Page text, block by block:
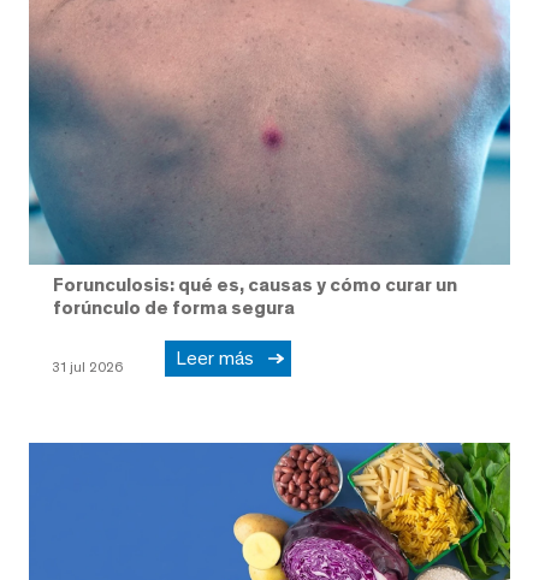
Forunculosis: qué es, causas y cómo curar un
forúnculo de forma segura
31 jul 2026 Leer más